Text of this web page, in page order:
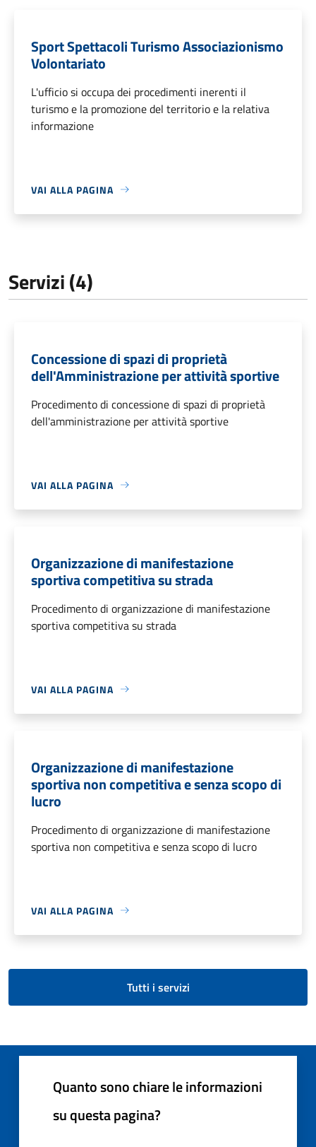
Sport Spettacoli Turismo Associazionismo
Volontariato
L'ufficio si occupa dei procedimenti inerenti il
turismo e la promozione del territorio e la relativa
informazione
VAI ALLA PAGINA
Servizi (4)
Concessione di spazi di proprietà
dell'Amministrazione per attività sportive
Procedimento di concessione di spazi di proprietà
dell'amministrazione per attività sportive
VAI ALLA PAGINA
Organizzazione di manifestazione
sportiva competitiva su strada
Procedimento di organizzazione di manifestazione
sportiva competitiva su strada
VAI ALLA PAGINA
Organizzazione di manifestazione
sportiva non competitiva e senza scopo di
lucro
Procedimento di organizzazione di manifestazione
sportiva non competitiva e senza scopo di lucro
VAI ALLA PAGINA
Tutti i servizi
Quanto sono chiare le informazioni
su questa pagina?